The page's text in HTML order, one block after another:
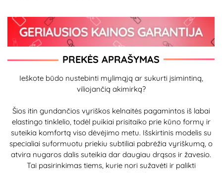
PREKĖS APRAŠYMAS
Ieškote būdo nustebinti mylimąją ar sukurti įsimintiną,
viliojančią akimirką?
Šios itin gundančios vyriškos kelnaitės pagamintos iš labai
elastingo tinklelio, todėl puikiai prisitaiko prie kūno formų ir
suteikia komfortą viso dėvėjimo metu. Išskirtinis modelis su
specialiai suformuotu priekiu subtiliai pabrėžia vyriškumą, o
atvira nugaros dalis suteikia dar daugiau drąsos ir žavesio.
Tai pasirinkimas tiems, kurie nori sužavėti ir palikti